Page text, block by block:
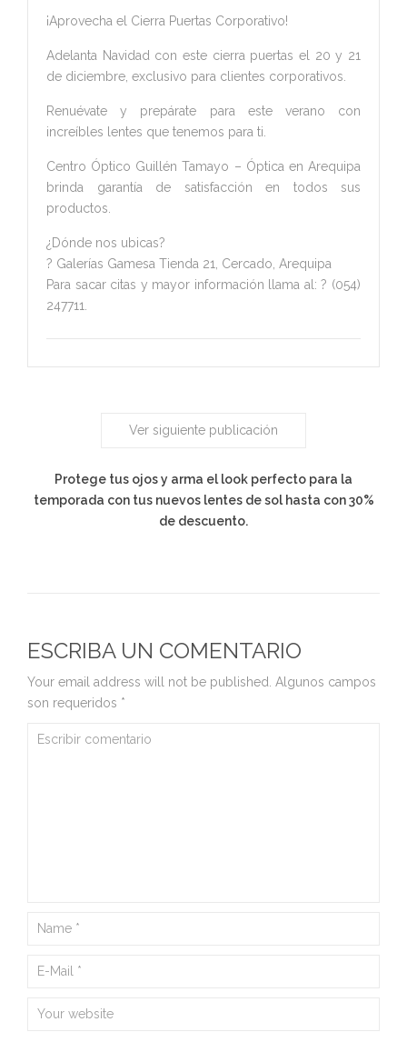
¡Aprovecha el Cierra Puertas Corporativo!
Adelanta Navidad con este cierra puertas el 20 y 21
de diciembre, exclusivo para clientes corporativos.
Renuévate y prepárate para este verano con
increíbles lentes que tenemos para ti.
Centro Óptico Guillén Tamayo – Óptica en Arequipa
brinda garantía de satisfacción en todos sus
productos.
¿Dónde nos ubicas?
? Galerías Gamesa Tienda 21, Cercado, Arequipa
Para sacar citas y mayor información llama al: ? (054)
247711.
Ver siguiente publicación
Protege tus ojos y arma el look perfecto para la
temporada con tus nuevos lentes de sol hasta con 30%
de descuento.
ESCRIBA UN COMENTARIO
Your email address will not be published. Algunos campos
son requeridos *